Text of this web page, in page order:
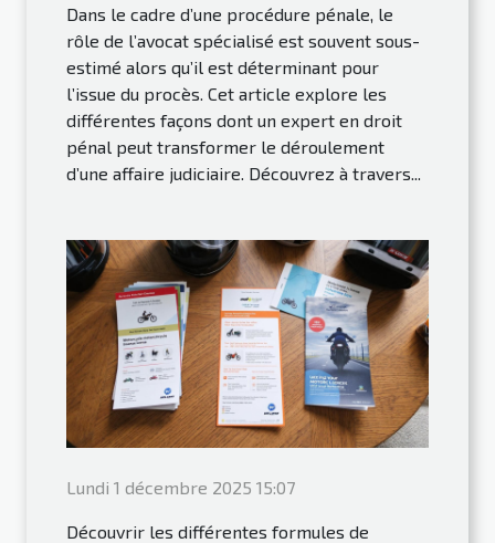
Dans le cadre d’une procédure pénale, le
rôle de l’avocat spécialisé est souvent sous-
estimé alors qu’il est déterminant pour
l’issue du procès. Cet article explore les
différentes façons dont un expert en droit
pénal peut transformer le déroulement
d’une affaire judiciaire. Découvrez à travers...
Lundi 1 décembre 2025 15:07
Découvrir les différentes formules de